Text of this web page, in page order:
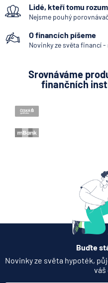
Lidé, kteří tomu
Nejsme pouhý
O financích píšeme
Novinky ze světa financí -
Srovnáváme
finančních
Buďte
Novinky ze světa hypoték,
váš